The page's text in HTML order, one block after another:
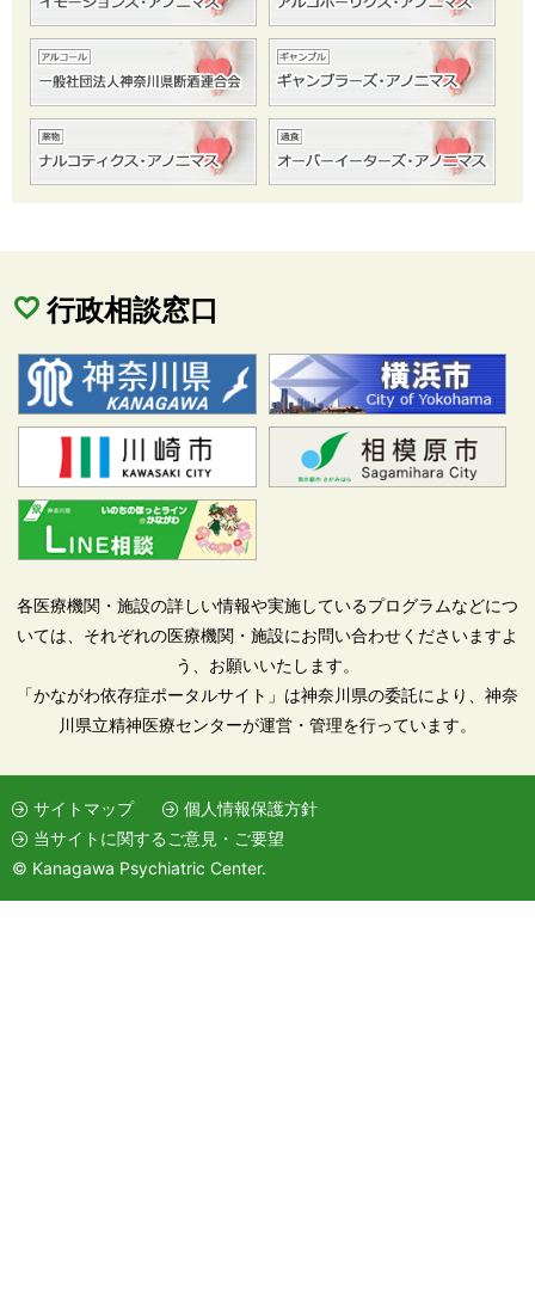
行政相談窓口
各医療機関・施設の詳しい情報や実施しているプログラムなどにつ
いては、それぞれの医療機関・施設にお問い合わせくださいますよ
う、お願いいたします。
「かながわ依存症ポータルサイト」は神奈川県の委託により、神奈
川県立精神医療センターが運営・管理を行っています。
サイトマップ
個人情報保護方針
当サイトに関するご意見・ご要望
© Kanagawa Psychiatric Center.